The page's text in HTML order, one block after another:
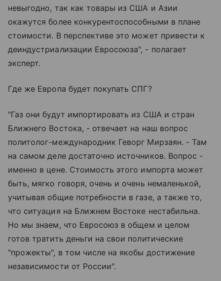
невыгодно, так как товары из США и Азии
окажутся более конкурентоспособными в плане
стоимости. В перспективе это может привести к
деиндустриализации Евросоюза", - полагает
эксперт.
Где же Европа будет покупать СПГ?
"Газ они будут импортировать из США и стран
Ближнего Востока, - отвечает на наш вопрос
политолог-международник Геворг Мирзаян. - Там
на самом деле достаточно источников. Вопрос -
именно в цене. Стоимость этого импорта может
быть, мягко говоря, очень и очень немаленькой,
учитывая общие потребности в газе, а также то,
что ситуация на Ближнем Востоке нестабильна.
Но мы знаем, что Евросоюз в общем и целом
готов тратить деньги на свои политические
"прожекты", в том числе на якобы достижение
независимости от России".